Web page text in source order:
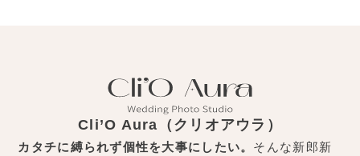
Cli’O Aura（クリオアウラ）
カタチに縛られず個性を大事にしたい。 そんな新郎新